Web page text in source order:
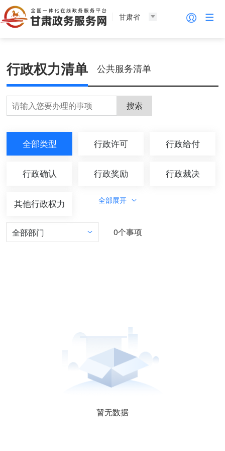
甘肃省
行政权力清单 公共服务清单
搜索
全部类型 行政许可 行政给付
行政确认 行政奖励 行政裁决
其他行政权力 全部展开
全部部门 0个事项
暂无数据